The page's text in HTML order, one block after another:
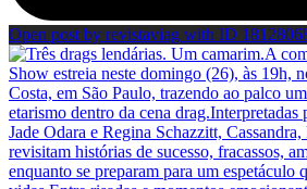
Open post by revistaviag with ID